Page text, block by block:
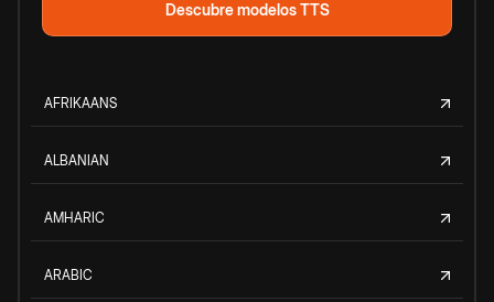
Descubre modelos TTS
AFRIKAANS
ALBANIAN
AMHARIC
ARABIC